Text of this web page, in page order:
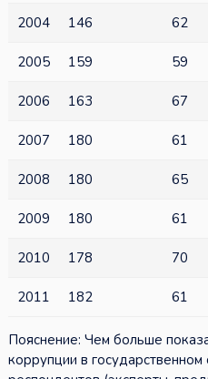
2004 146 62
2005 159 59
2006 163 67
2007 180 61
2008 180 65
2009 180 61
2010 178 70
2011 182 61
Пояснение: Чем больше
коррупции в